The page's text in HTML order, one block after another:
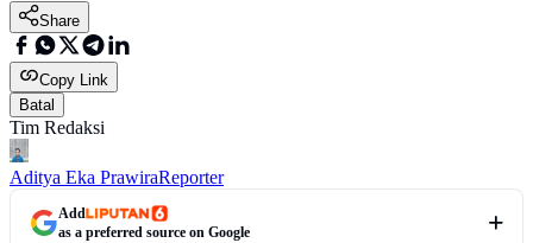
Share
Copy Link
Batal
Tim Redaksi
Aditya Eka PrawiraReporter
Add
as a preferred source on Google